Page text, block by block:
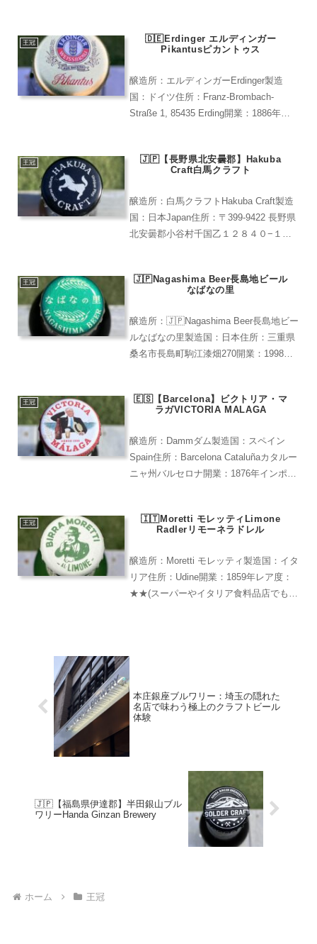
王冠
🇩🇪Erdinger エルディンガー
Pikantusピカントゥス
醸造所：エルディンガーErdinger製造
国：ドイツ住所：Franz-Brombach-
Straße 1, 85435 Erding開業：1886年レ
楽しむプレミアム...
王冠
🇯🇵【長野県北安曇郡】Hakuba
Craft白馬クラフト
醸造所：白馬クラフトHakuba Craft製造
国：日本Japan住所：〒399-9422 長野県
北安曇郡小谷村千国乙１２８４０−１開
ン。エステル臭も控...
王冠
🇯🇵Nagashima Beer長島地ビール
なばなの里
醸造所：🇯🇵Nagashima Beer長島地ビー
ルなばなの里製造国：日本住所：三重県
桑名市長島町駒江漆畑270開業：1998年
ームである1998年に創業。本場ド...
王冠
🇪🇸【Barcelona】ビクトリア・マ
ラガVICTORIA MALAGA
醸造所：Dammダム製造国：スペイン
Spain住所：Barcelona Cataluñaカタルー
ニャ州バルセロナ開業：1876年インポー
ガー。ビクトリア・ビールはサッカース
王冠
🇮🇹Moretti モレッティLimone
Radlerリモーネラドレル
醸造所：Moretti モレッティ製造国：イタ
リア住所：Udine開業：1859年レア度：
★★(スーパーやイタリア食料品店でも購
本庄銀座ブルワリー：埼玉の隠れた
名店で味わう極上のクラフトビール
体験
🇯🇵【福島県伊達郡】半田銀山ブル
ワリーHanda Ginzan Brewery
ホーム 王冠